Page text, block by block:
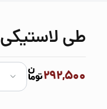
طی لاستیکی 50 سانت
292,500